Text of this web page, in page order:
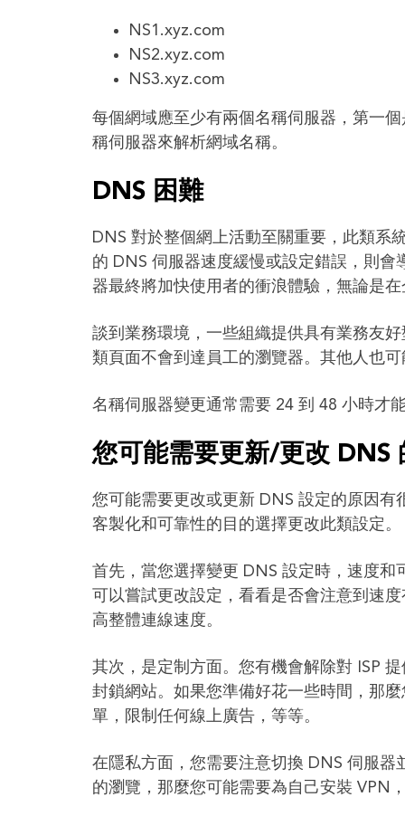
NS1.xyz.com
NS2.xyz.com
NS3.xyz.com
每個網域應至少有兩個名稱伺服器，第一
稱伺服器來解析網域名稱。
DNS 困難
DNS 對於整個網上活動至關重要，此類系
的 DNS 伺服器速度緩慢或設定錯誤，則
器最終將加快使用者的衝浪體驗，無論是
談到業務環境，一些組織提供具有業務友
類頁面不會到達員工的瀏覽器。其他人也
名稱伺服器變更通常需要 24 到 48 小時才
您可能需要更新/更改 DNS
您可能需要更改或更新 DNS 設定的原因
客製化和可靠性的目的選擇更改此類設定。
首先，當您選擇變更 DNS 設定時，速度和
可以嘗試更改設定，看看是否會注意到速
高整體連線速度。
其次，是定制方面。您有機會解除對 ISP
封鎖網站。如果您準備好花一些時間，那
單，限制任何線上廣告，等等。
在隱私方面，您需要注意切換 DNS 伺服器
的瀏覽，那麼您可能需要為自己安裝 VPN